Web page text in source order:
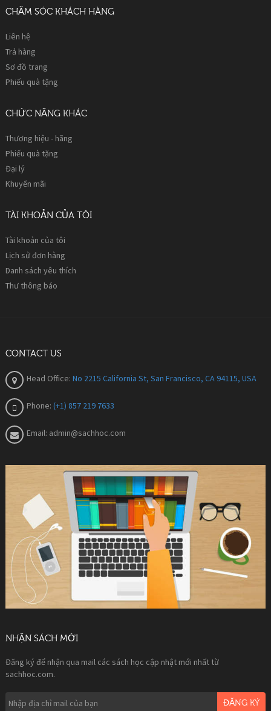
CHĂM SÓC KHÁCH HÀNG
Liên hệ
Trả hàng
Sơ đồ trang
Phiếu quà tặng
CHỨC NĂNG KHÁC
Thương hiệu - hãng
Phiếu quà tặng
Đại lý
Khuyến mãi
TÀI KHOẢN CỦA TÔI
Tài khoản của tôi
Lịch sử đơn hàng
Danh sách yêu thích
Thư thông báo
CONTACT US
Head Office: No 2215 California St, San Francisco, CA 94115, USA
Phone: (+1) 857 219 7633
Email: admin@sachhoc.com
NHẬN SÁCH MỚI
Đăng ký để nhận qua mail các sách học cập nhật mới nhất từ
sachhoc.com.
ĐĂNG KÝ